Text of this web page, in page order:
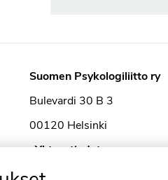
Suomen Psykologiliitto ry
Bulevardi 30 B 3
00120 Helsinki
›Yhteystiedot